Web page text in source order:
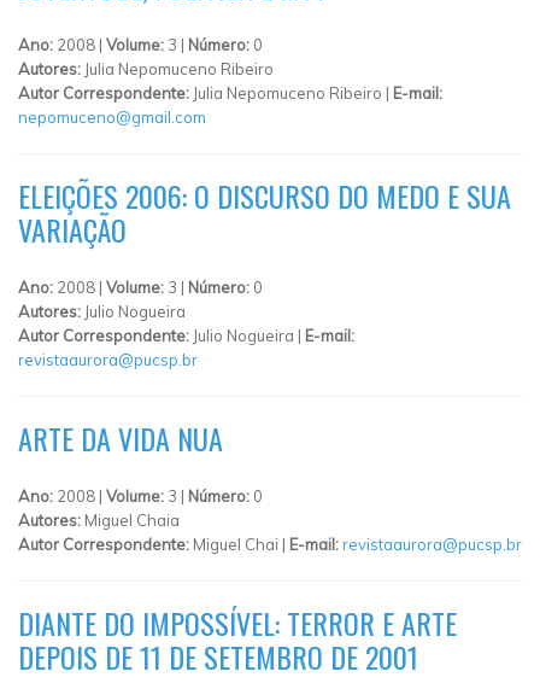
Ano: 2008 | Volume: 3 | Número: 0
Autores: Julia Nepomuceno Ribeiro
Autor Correspondente: Julia Nepomuceno Ribeiro | E-mail:
nepomuceno@gmail.com
ELEIÇÕES 2006: O DISCURSO DO MEDO E SUA
VARIAÇÃO
Ano: 2008 | Volume: 3 | Número: 0
Autores: Julio Nogueira
Autor Correspondente: Julio Nogueira | E-mail:
revistaaurora@pucsp.br
ARTE DA VIDA NUA
Ano: 2008 | Volume: 3 | Número: 0
Autores: Miguel Chaia
Autor Correspondente: Miguel Chai | E-mail:revistaaurora@pucsp.br
DIANTE DO IMPOSSÍVEL: TERROR E ARTE
DEPOIS DE 11 DE SETEMBRO DE 2001